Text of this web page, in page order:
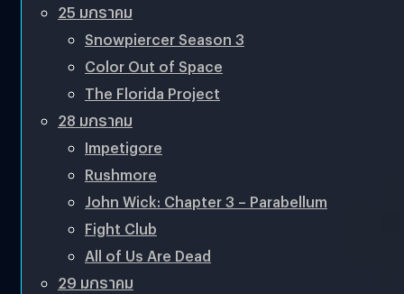
25 มกราคม
Snowpiercer Season 3
Color Out of Space
The Florida Project
28 มกราคม
Impetigore
Rushmore
John Wick: Chapter 3 – Parabellum
Fight Club
All of Us Are Dead
29 มกราคม